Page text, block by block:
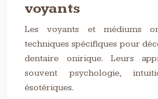
voyants
Les voyants et médiums
techniques spécifiques pour
dentaire onirique. Leurs
souvent psychologie,
ésotériques.